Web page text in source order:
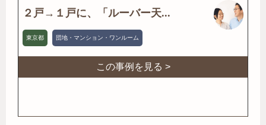
２戸→１戸に、「ルーバー天...
東京都 団地・マンション・ワンルーム
この事例を見る >